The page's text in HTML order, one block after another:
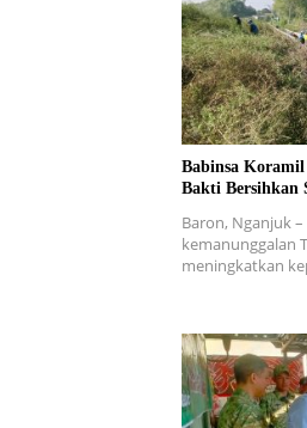
Babinsa
Bakti Bersihkan
Baron, Nganjuk
kemanunggalan
meningkatkan